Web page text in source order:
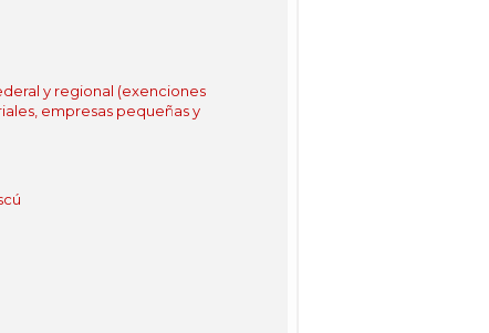
y regional (exenciones
empresas pequeñas y